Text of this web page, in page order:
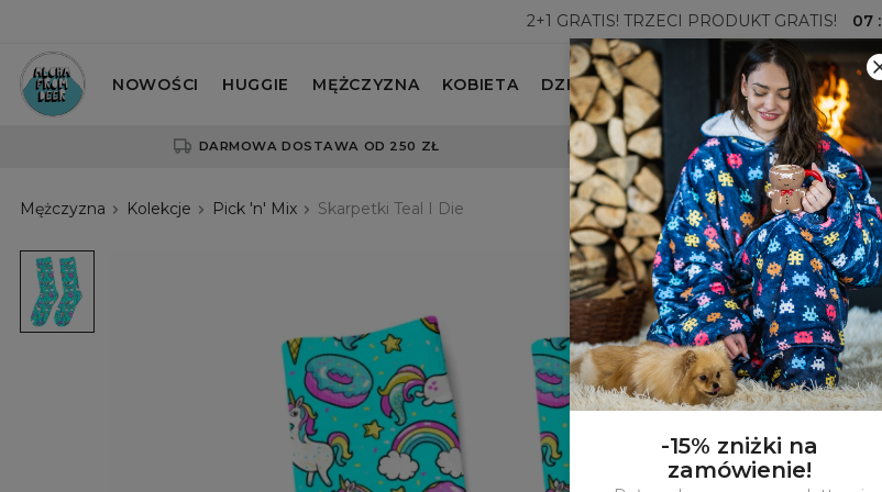
2+1 GRATIS! TRZECI PRODUKT GRATIS! 07:
NOWOŚCI HUGGIE MĘŻCZYZNA KOBIETA DZIECKO
DARMOWA DOSTAWA OD 250 ZŁ 100-DNIOWE PRAWO ZWROTU
Mężczyzna Kolekcje Pick 'n' Mix Skarpetki Teal I Die
-15% zniżki na
zamówienie!